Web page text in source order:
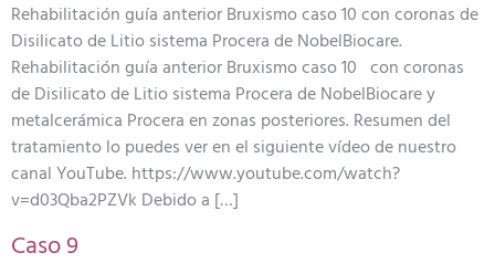
Rehabilitación guía anterior Bruxismo caso 10 con coronas de
Disilicato de Litio sistema Procera de NobelBiocare.
Rehabilitación guía anterior Bruxismo caso 10 con coronas
de Disilicato de Litio sistema Procera de NobelBiocare y
metalcerámica Procera en zonas posteriores. Resumen del
tratamiento lo puedes ver en el siguiente vídeo de nuestro
canal YouTube. https://www.youtube.com/watch?
v=d03Qba2PZVk Debido a […]
Caso 9